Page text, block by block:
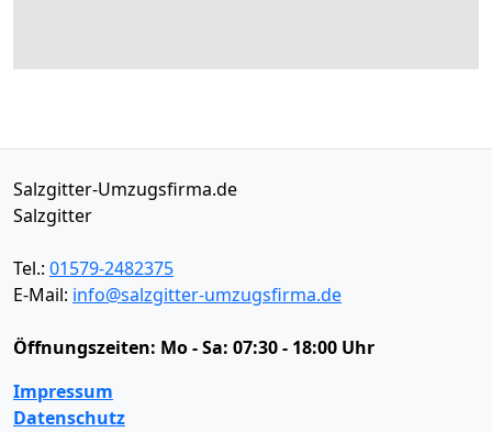
Salzgitter-Umzugsfirma.de
Salzgitter
Tel.: 01579-2482375
E-Mail: info@salzgitter-umzugsfirma.de
Öffnungszeiten: Mo - Sa: 07:30 - 18:00 Uhr
Impressum
Datenschutz